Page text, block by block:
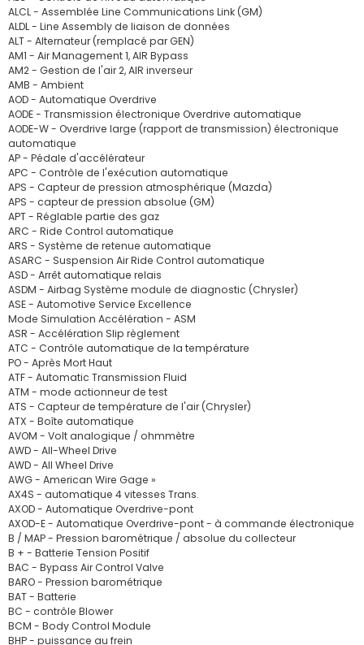
ALCL - Assemblée Line Communications Link (GM)
ALDL - Line Assembly de liaison de données
ALT - Alternateur (remplacé par GEN)
AM1 - Air Management 1, AIR Bypass
AM2 - Gestion de l'air 2, AIR inverseur
AMB - Ambient
AOD - Automatique Overdrive
AODE - Transmission électronique Overdrive automatique
AODE-W - Overdrive large (rapport de transmission) électronique
automatique
AP - Pédale d'accélérateur
APC - Contrôle de l'exécution automatique
APS - Capteur de pression atmosphérique (Mazda)
APS - capteur de pression absolue (GM)
APT - Réglable partie des gaz
ARC - Ride Control automatique
ARS - Système de retenue automatique
ASARC - Suspension Air Ride Control automatique
ASD - Arrêt automatique relais
ASDM - Airbag Système module de diagnostic (Chrysler)
ASE - Automotive Service Excellence
Mode Simulation Accélération - ASM
ASR - Accélération Slip règlement
ATC - Contrôle automatique de la température
PO - Après Mort Haut
ATF - Automatic Transmission Fluid
ATM - mode actionneur de test
ATS - Capteur de température de l'air (Chrysler)
ATX - Boîte automatique
AVOM - Volt analogique / ohmmètre
AWD - All-Wheel Drive
AWD - All Wheel Drive
AWG - American Wire Gage »
AX4S - automatique 4 vitesses Trans.
AXOD - Automatique Overdrive-pont
AXOD-E - Automatique Overdrive-pont - à commande électronique
B / MAP - Pression barométrique / absolue du collecteur
B + - Batterie Tension Positif
BAC - Bypass Air Control Valve
BARO - Pression barométrique
BAT - Batterie
BC - contrôle Blower
BCM - Body Control Module
BHP - puissance au frein